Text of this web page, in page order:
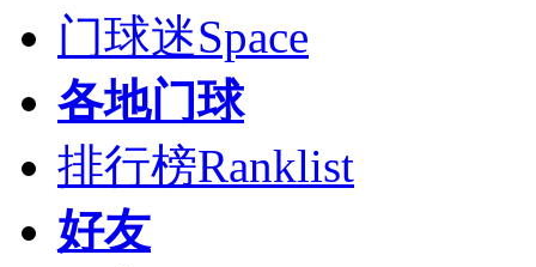
门球迷Space
各地门球
排行榜Ranklist
好友